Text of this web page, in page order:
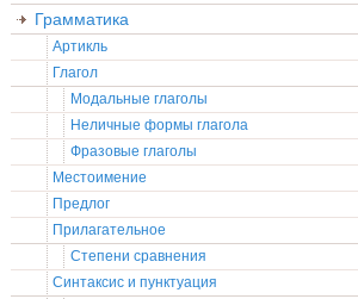
Грамматика
Артикль
Глагол
Модальные глаголы
Неличные формы глагола
Фразовые глаголы
Местоимение
Предлог
Прилагательное
Степени сравнения
Синтаксис и пунктуация